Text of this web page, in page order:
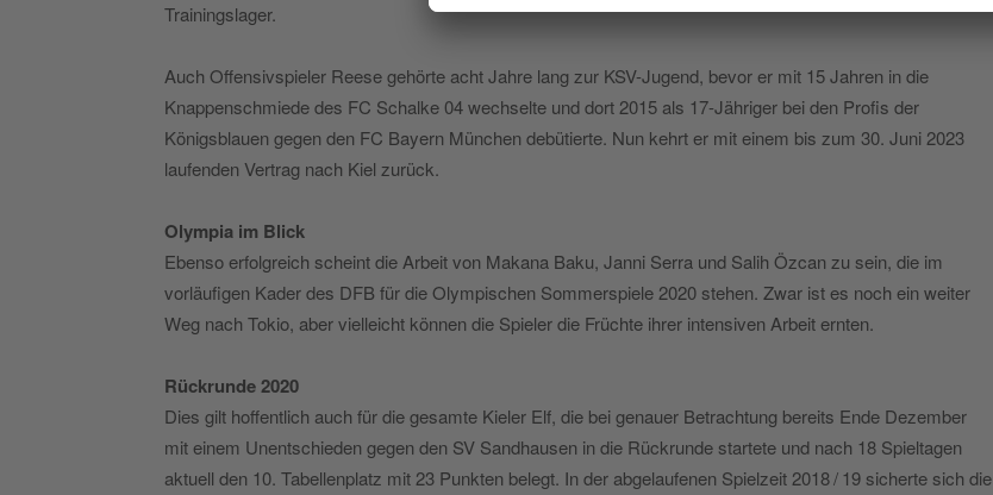
Trainingslager.
Auch Offensivspieler Reese gehörte acht Jahre lang zur KSV-Jugend, bevor er mit 15 Jahren in die
Knappenschmiede des FC Schalke 04 wechselte und dort 2015 als 17-Jähriger bei den Profis der
Königsblauen gegen den FC Bayern München debütierte. Nun kehrt er mit einem bis zum 30. Juni 2023
laufenden Vertrag nach Kiel zurück.
Olympia im Blick
Ebenso erfolgreich scheint die Arbeit von Makana Baku, Janni Serra und Salih Özcan zu sein, die im
vorläufigen Kader des DFB für die Olympischen Sommerspiele 2020 stehen. Zwar ist es noch ein weiter
Weg nach Tokio, aber vielleicht können die Spieler die Früchte ihrer intensiven Arbeit ernten.
Rückrunde 2020
Dies gilt hoffentlich auch für die gesamte Kieler Elf, die bei genauer Betrachtung bereits Ende Dezember
mit einem Unentschieden gegen den SV Sandhausen in die Rückrunde startete und nach 18 Spieltagen
aktuell den 10. Tabellenplatz mit 23 Punkten belegt. In der abgelaufenen Spielzeit 2018 / 19 sicherte sich die